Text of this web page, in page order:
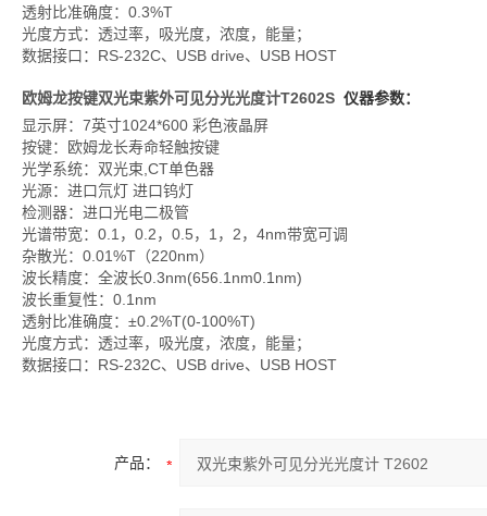
透射比准确度：0.3%T
光度方式：透过率，吸光度，浓度，能量；
数据接口：RS-232C、USB drive、USB HOST
欧姆龙按键双光束紫外可见分光光度计T2602S 仪器参数：
显示屏：7英寸1024*600 彩色液晶屏
按键：欧姆龙长寿命轻触按键
光学系统：双光束,CT单色器
光源：进口氘灯 进口钨灯
检测器：进口光电二极管
光谱带宽： 0.1，0.2，0.5，1，2，4nm带宽可调
杂散光：0.01%T（220nm）
波长精度：全波长0.3nm(656.1nm0.1nm)
波长重复性：0.1nm
透射比准确度： ±0.2%T(0-100%T)
光度方式：透过率，吸光度，浓度，能量；
数据接口：RS-232C、USB drive、USB HOST
产品：